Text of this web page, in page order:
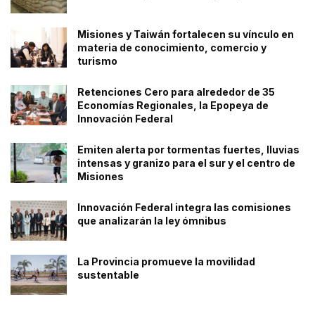
Misiones y Taiwán fortalecen su vínculo en
materia de conocimiento, comercio y
turismo
Retenciones Cero para alrededor de 35
Economías Regionales, la Epopeya de
Innovación Federal
Emiten alerta por tormentas fuertes, lluvias
intensas y granizo para el sur y el centro de
Misiones
Innovación Federal integra las comisiones
que analizarán la ley ómnibus
La Provincia promueve la movilidad
sustentable